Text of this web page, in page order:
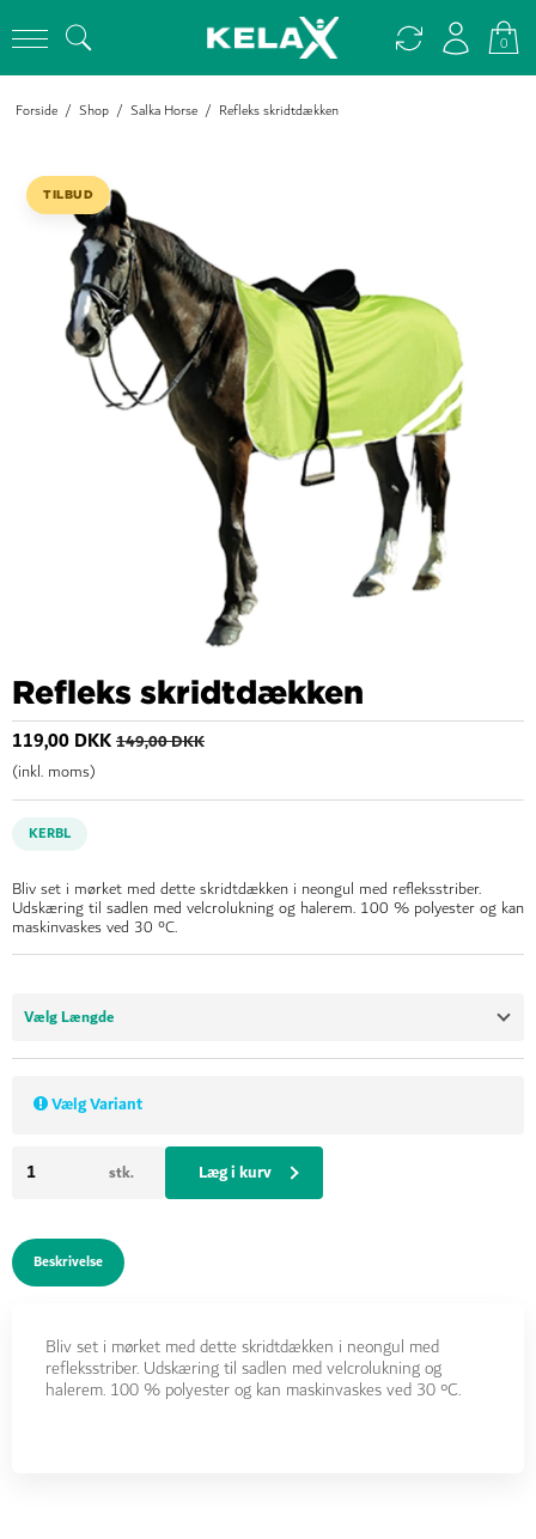
0
Forside / Shop / Salka Horse / Refleks skridtdækken
TILBUD
Refleks skridtdækken
119,00 DKK149,00 DKK
(inkl. moms)
KERBL
Bliv set i mørket med dette skridtdækken i neongul med refleksstriber.
Udskæring til sadlen med velcrolukning og halerem. 100 % polyester og kan
maskinvaskes ved 30 °C.
Vælg Længde
Vælg Variant
stk. Læg i kurv
Beskrivelse
Bliv set i mørket med dette skridtdækken i neongul med
refleksstriber. Udskæring til sadlen med velcrolukning og
halerem. 100 % polyester og kan maskinvaskes ved 30 °C.